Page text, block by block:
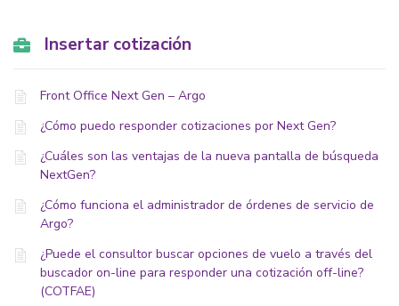
Insertar cotización
Front Office Next Gen – Argo
¿Cómo puedo responder cotizaciones por Next Gen?
¿Cuáles son las ventajas de la nueva pantalla de búsqueda
NextGen?
¿Cómo funciona el administrador de órdenes de servicio de
Argo?
¿Puede el consultor buscar opciones de vuelo a través del
buscador on-line para responder una cotización off-line?
(COTFAE)